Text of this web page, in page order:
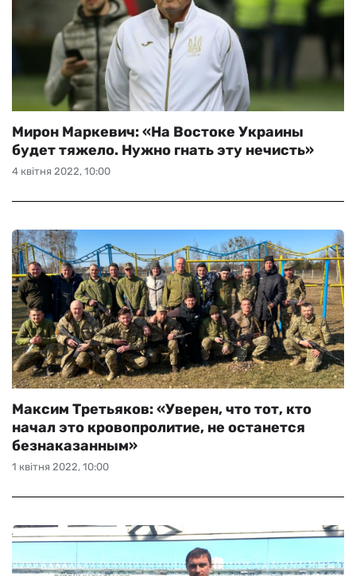
4 квітня 2022, 10:00
Мирон Маркевич: «На Востоке Украины
будет тяжело. Нужно гнать эту нечисть»
1 квітня 2022, 10:00
Максим Третьяков: «Уверен, что тот, кто
начал это кровопролитие, не останется
безнаказанным»